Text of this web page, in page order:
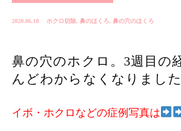
2020.06.18 ホクロ切除, 鼻のほくろ, 鼻の穴のほくろ
鼻の穴のホクロ。3週目の
んどわからなくなりました
イボ・ホクロなどの症例写真は